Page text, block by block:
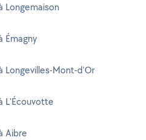
Longemaison
Émagny
Longevilles-Mont-d'Or
L'Écouvotte
Aibre